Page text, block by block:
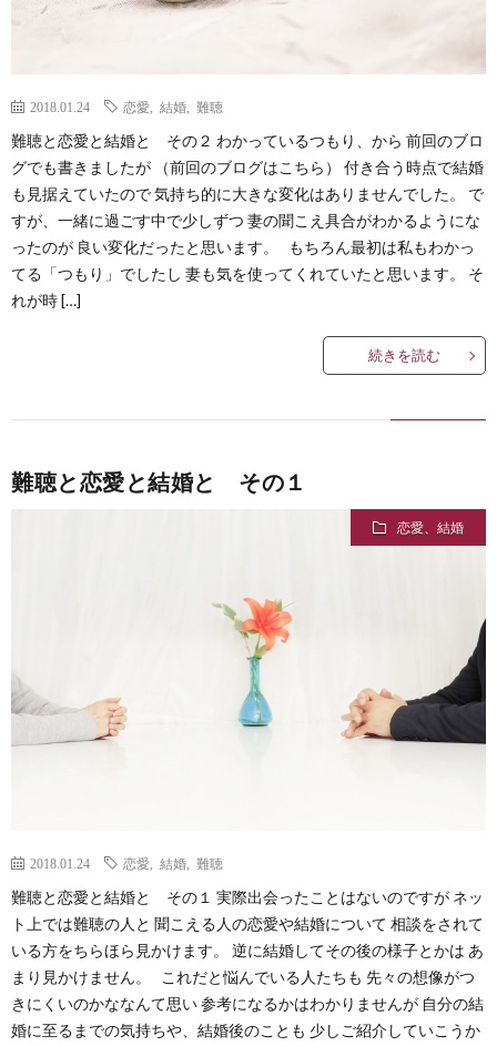
2018.01.24 恋愛 結婚 難聴
難聴と恋愛と結婚と その２ わかっているつもり、から 前回のブロ
グでも書きましたが （前回のブログはこちら） 付き合う時点で結婚
も見据えていたので 気持ち的に大きな変化はありませんでした。 で
すが、一緒に過ごす中で少しずつ 妻の聞こえ具合がわかるようにな
ったのが 良い変化だったと思います。 もちろん最初は私もわかっ
てる「つもり」でしたし 妻も気を使ってくれていたと思います。 そ
れが時 […]
続きを読む
難聴と恋愛と結婚と その１
恋愛、結婚
2018.01.24 恋愛 結婚 難聴
難聴と恋愛と結婚と その１ 実際出会ったことはないのですが ネッ
ト上では難聴の人と 聞こえる人の恋愛や結婚について 相談をされて
いる方をちらほら見かけます。 逆に結婚してその後の様子とかは あ
まり見かけません。 これだと悩んでいる人たちも 先々の想像がつ
きにくいのかななんて思い 参考になるかはわかりませんが 自分の結
婚に至るまでの気持ちや、結婚後のことも 少しご紹介していこうか